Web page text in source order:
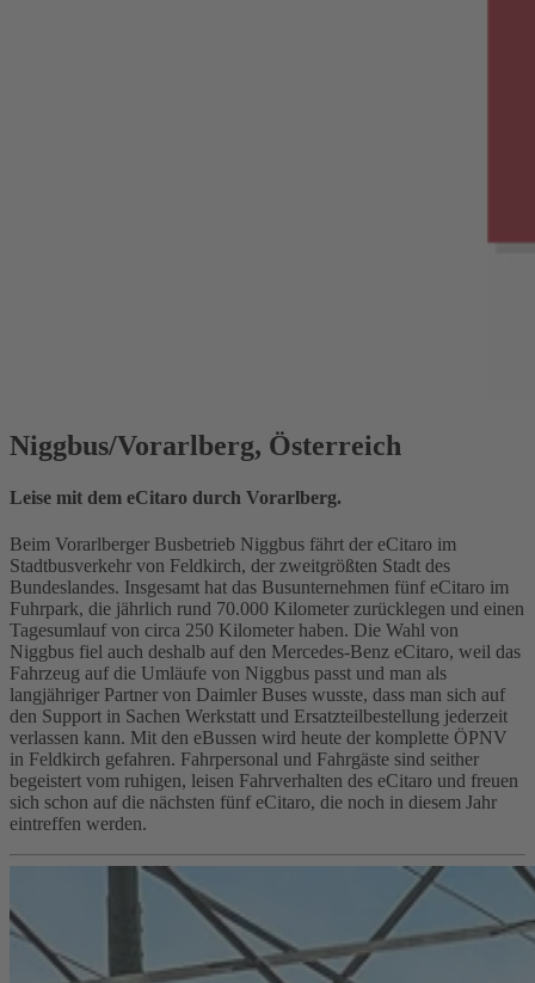
Niggbus/Vorarlberg, Österreich
Leise mit dem eCitaro durch Vorarlberg.
Beim Vorarlberger Busbetrieb Niggbus fährt der eCitaro im
Stadtbusverkehr von Feldkirch, der zweitgrößten Stadt des
Bundeslandes. Insgesamt hat das Busunternehmen fünf eCitaro im
Fuhrpark, die jährlich rund 70.000 Kilometer zurücklegen und einen
Tagesumlauf von circa 250 Kilometer haben. Die Wahl von
Niggbus fiel auch deshalb auf den Mercedes‑Benz eCitaro, weil das
Fahrzeug auf die Umläufe von Niggbus passt und man als
langjähriger Partner von Daimler Buses wusste, dass man sich auf
den Support in Sachen Werkstatt und Ersatzteilbestellung jederzeit
verlassen kann. Mit den eBussen wird heute der komplette ÖPNV
in Feldkirch gefahren. Fahrpersonal und Fahrgäste sind seither
begeistert vom ruhigen, leisen Fahrverhalten des eCitaro und freuen
sich schon auf die nächsten fünf eCitaro, die noch in diesem Jahr
eintreffen werden.